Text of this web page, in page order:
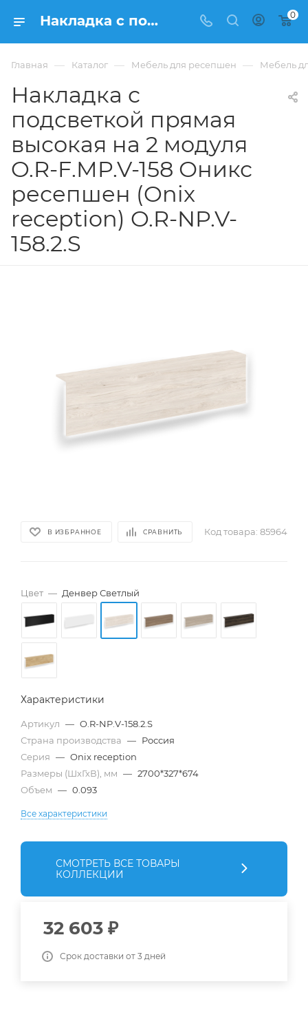
Накладка с подсветкой прямая высокая на 2 модуля O.R-F.MP.V-158 Оникс ресепшен (Onix reception) O.R-NP.V-158.2.S из ЛДСП купить в Москве, цена 32 603 ₽. - интернет-магазин ФРАНКОМ 0
Главная — Каталог — Мебель для ресепшен — Мебель
Накладка с
подсветкой прямая
высокая на 2 модуля
O.R-F.MP.V-158 Оникс
ресепшен (Onix
reception) O.R-NP.V-
158.2.S
В ИЗБРАННОЕ СРАВНИТЬ Код товара: 85964
Цвет — Денвер Светлый
Характеристики
Артикул — O.R-NP.V-158.2.S
Страна производства — Россия
Серия — Onix reception
Размеры (ШхГхВ), мм — 2700*327*674
Объем — 0.093
Все характеристики
СМОТРЕТЬ ВСЕ ТОВАРЫ
КОЛЛЕКЦИИ
32 603 ₽
Срок доставки от 3 дней